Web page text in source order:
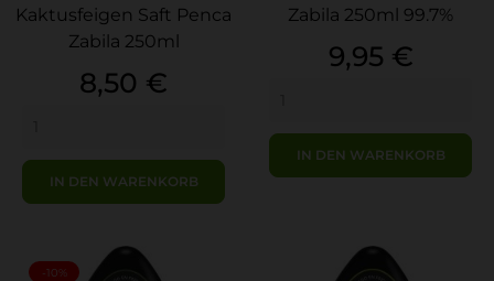
Kaktusfeigen Saft Penca
Zabila 250ml
Preis
8,50 €
IN DEN WARENKORB
Zabila 250ml 99.7%
Preis
9,95 €
IN DEN WARENKORB
-10%